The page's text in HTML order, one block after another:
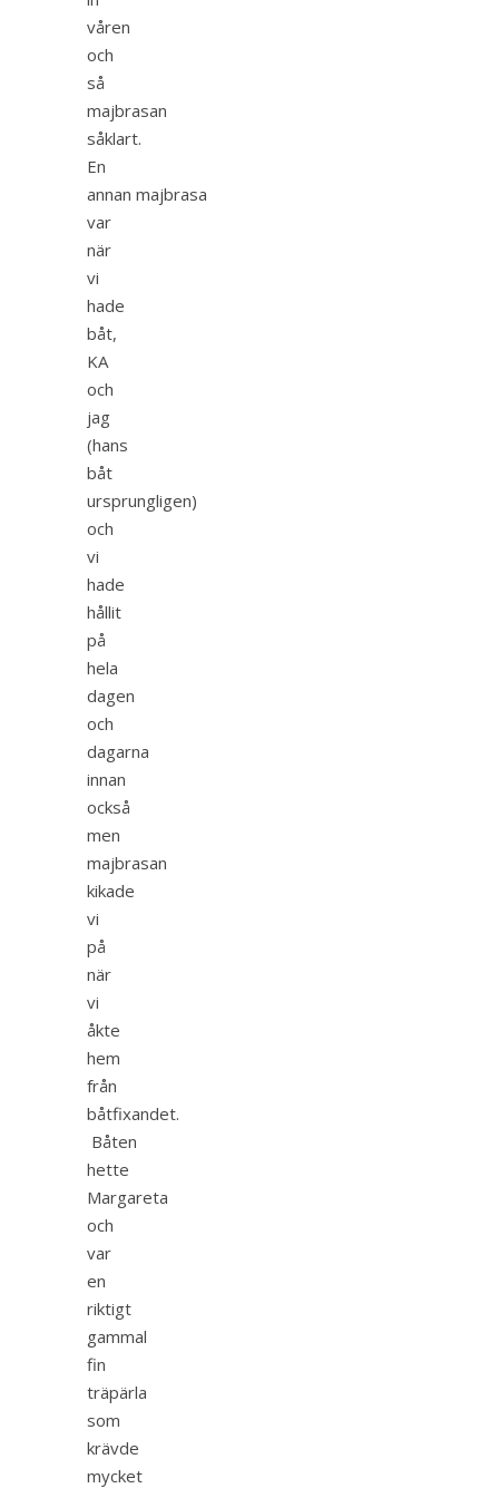
våren
och
så
majbrasan
såklart.
En
annan majbrasa
var
när
vi
hade
båt,
KA
och
jag
(hans
båt
ursprungligen)
och
vi
hade
hållit
på
hela
dagen
och
dagarna
innan
också
men
majbrasan
kikade
vi
på
när
vi
åkte
hem
från
båtfixandet.
Båten
hette
Margareta
och
var
en
riktigt
gammal
fin
träpärla
som
krävde
mycket